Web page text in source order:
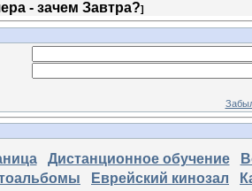
- зачем Завтра?]
Дистанционное обучение
Еврейский кинозал